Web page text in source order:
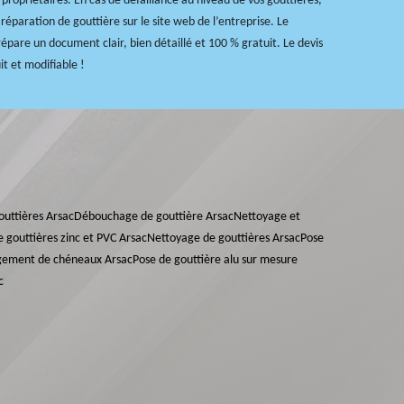
de gouttière sur le site web de l’entreprise. Le
un document clair, bien détaillé et 100 % gratuit. Le devis
et modifiable !
ArsacDébouchage de gouttière ArsacNettoyage et
gouttières zinc et PVC ArsacNettoyage de gouttières ArsacPose
de chéneaux ArsacPose de gouttière alu sur mesure